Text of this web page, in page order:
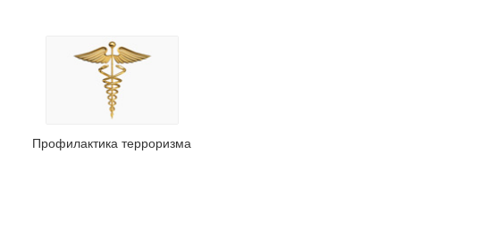
Профилактика терроризма